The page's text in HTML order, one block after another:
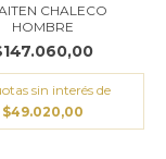
CHALECO
HOMBRE
sin interés de
$49.020,00